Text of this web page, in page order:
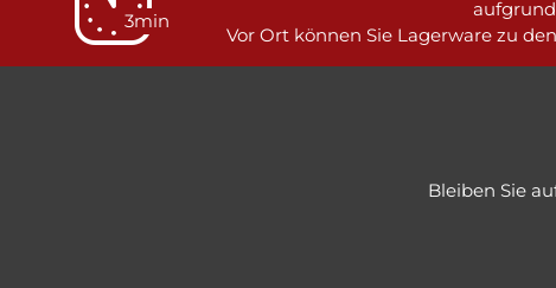
3min
Vor Ort können Sie Lagerware zu
Bleiben Sie